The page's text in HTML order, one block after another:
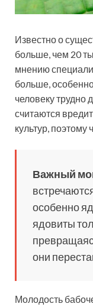
Известно о
больше, чем 20
мнению
больше,
человеку трудно
считаются
культур, поэтому
Важный
особенно
ядовиты
они
Молодость